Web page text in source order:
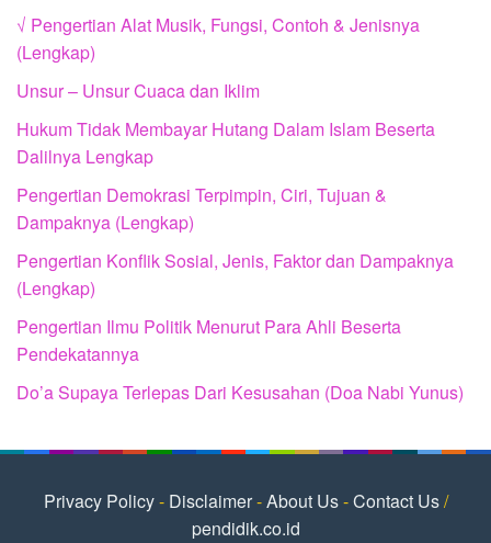
√ Pengertian Alat Musik, Fungsi, Contoh & Jenisnya
(Lengkap)
Unsur – Unsur Cuaca dan Iklim
Hukum Tidak Membayar Hutang Dalam Islam Beserta
Dalilnya Lengkap
Pengertian Demokrasi Terpimpin, Ciri, Tujuan &
Dampaknya (Lengkap)
Pengertian Konflik Sosial, Jenis, Faktor dan Dampaknya
(Lengkap)
Pengertian Ilmu Politik Menurut Para Ahli Beserta
Pendekatannya
Do’a Supaya Terlepas Dari Kesusahan (Doa Nabi Yunus)
Privacy Policy- Disclaimer-About Us-Contact Us/
pendidik.co.id